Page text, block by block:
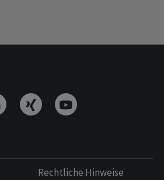
Rechtliche Hinweise